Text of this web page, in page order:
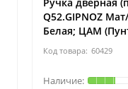
Q52.GIPNOZ
Белая; ЦАМ
60429